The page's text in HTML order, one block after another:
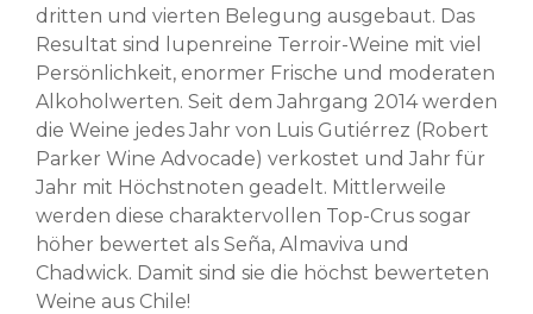
dritten und vierten Belegung ausgebaut. Das
Resultat sind lupenreine Terroir-Weine mit viel
Persönlichkeit, enormer Frische und moderaten
Alkoholwerten. Seit dem Jahrgang 2014 werden
die Weine jedes Jahr von Luis Gutiérrez (Robert
Parker Wine Advocade) verkostet und Jahr für
Jahr mit Höchstnoten geadelt. Mittlerweile
werden diese charaktervollen Top-Crus sogar
höher bewertet als Seña, Almaviva und
Chadwick. Damit sind sie die höchst bewerteten
Weine aus Chile!